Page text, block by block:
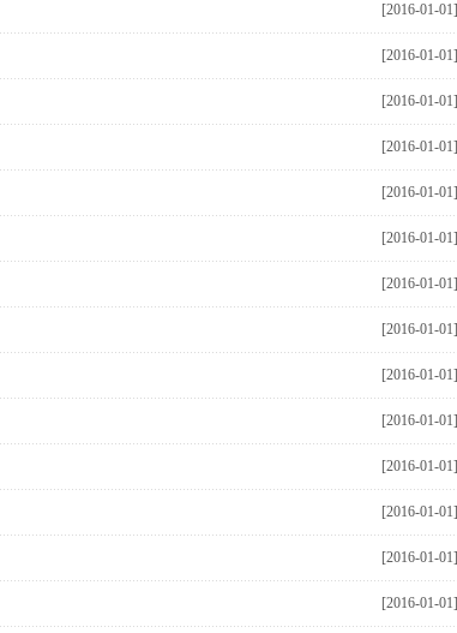
[2016-01-01]
[2016-01-01]
[2016-01-01]
[2016-01-01]
[2016-01-01]
[2016-01-01]
[2016-01-01]
[2016-01-01]
[2016-01-01]
[2016-01-01]
[2016-01-01]
[2016-01-01]
[2016-01-01]
[2016-01-01]